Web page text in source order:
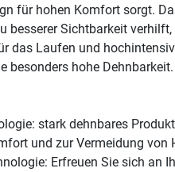
für hohen Komfort sorgt.
besserer Sichtbarkeit
das Laufen und
besonders hohe Dehnbarkeit.
stark dehnbares
und zur Vermeidung
Erfreuen Sie sich